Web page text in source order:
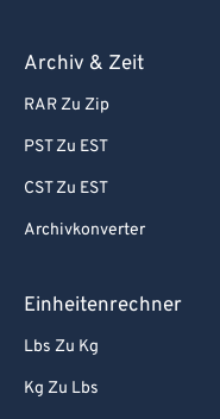
Archiv & Zeit
RAR Zu Zip
PST Zu EST
CST Zu EST
Archivkonverter
Einheitenrechner
Lbs Zu Kg
Kg Zu Lbs